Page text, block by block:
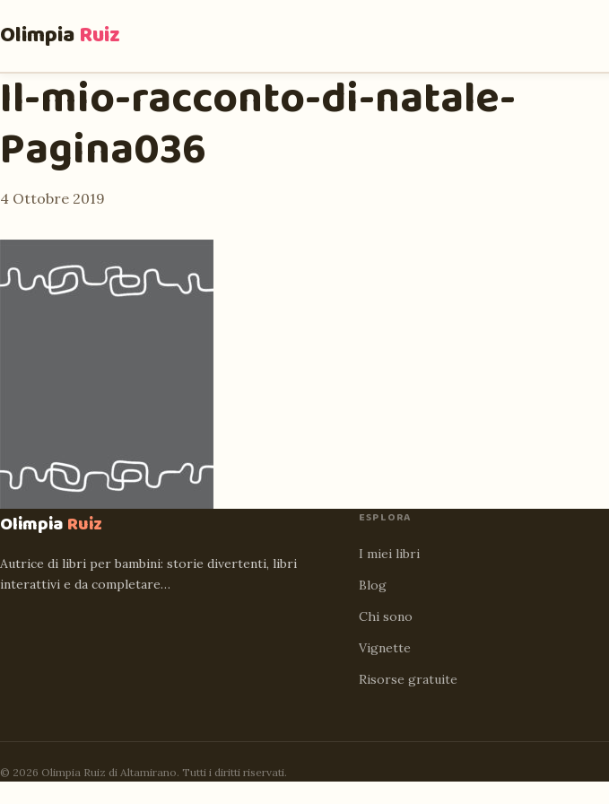
OlimpiaRuiz
Il-mio-racconto-di-natale-
Pagina036
4 Ottobre 2019
OlimpiaRuiz
Autrice di libri per bambini: storie divertenti, libri
interattivi e da completare…
ESPLORA
I miei libri
Blog
Chi sono
Vignette
Risorse gratuite
© 2026 Olimpia Ruiz di Altamirano. Tutti i diritti riservati.